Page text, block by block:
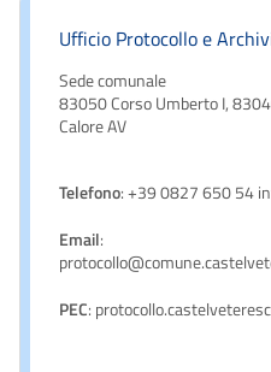
Ufficio Protocollo e
Sede comunale
83050 Corso Umberto I,
Calore AV
Telefono: +39 0827 650 54
Email:
PEC: